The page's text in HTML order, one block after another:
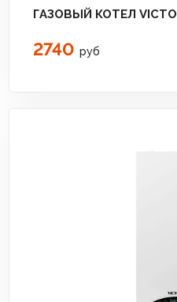
ГАЗОВЫЙ КОТЕЛ
2740 руб